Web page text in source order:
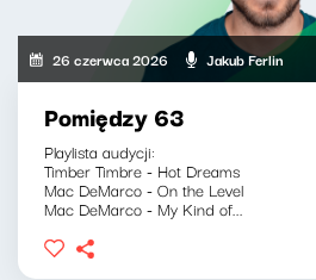
26 czerwca 2026 Jakub Ferlin
Pomiędzy 63
Playlista audycji:
Timber Timbre - Hot Dreams
Mac DeMarco - On the Level
Mac DeMarco - My Kind of...